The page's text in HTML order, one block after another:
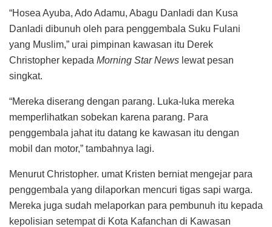
“Hosea Ayuba, Ado Adamu, Abagu Danladi dan Kusa
Danladi dibunuh oleh para penggembala Suku Fulani
yang Muslim,” urai pimpinan kawasan itu Derek
Christopher kepada Morning Star News lewat pesan
singkat.
“Mereka diserang dengan parang. Luka-luka mereka
memperlihatkan sobekan karena parang. Para
penggembala jahat itu datang ke kawasan itu dengan
mobil dan motor,” tambahnya lagi.
Menurut Christopher. umat Kristen berniat mengejar para
penggembala yang dilaporkan mencuri tigas sapi warga.
Mereka juga sudah melaporkan para pembunuh itu kepada
kepolisian setempat di Kota Kafanchan di Kawasan